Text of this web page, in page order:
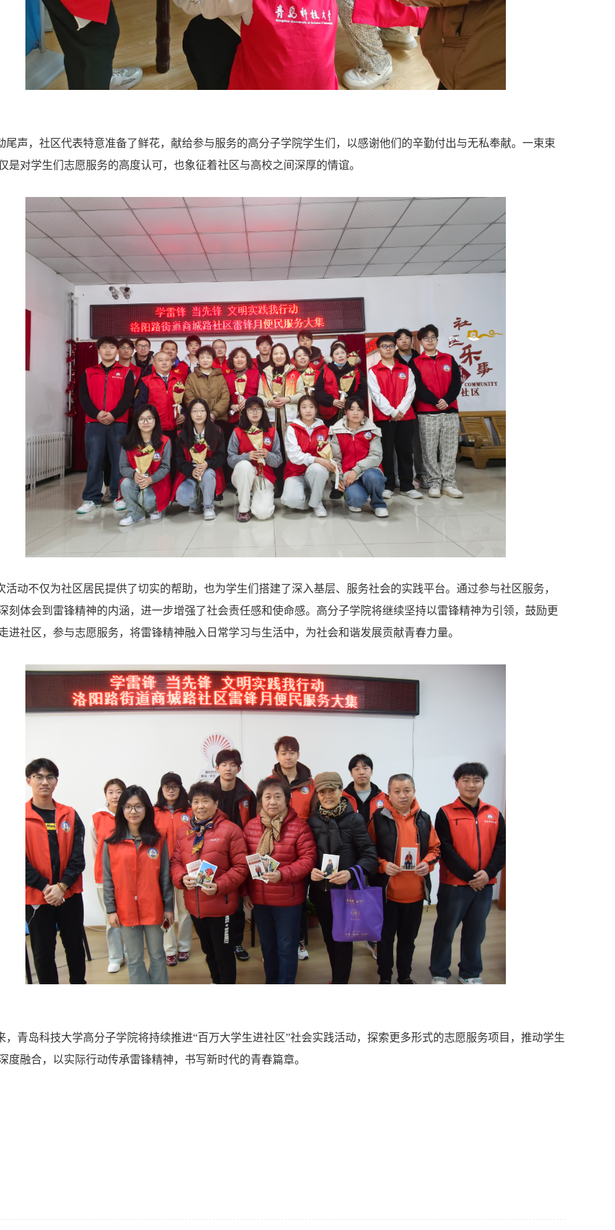
尾声，社区代表特意准备了鲜花，献给参与服务的高分子学院学生们，以感谢他们的辛勤付出与无私奉献。一束束
是对学生们志愿服务的高度认可，也象征着社区与高校之间深厚的情谊。
活动不仅为社区居民提供了切实的帮助，也为学生们搭建了深入基层、服务社会的实践平台。通过参与社区服务，
刻体会到雷锋精神的内涵，进一步增强了社会责任感和使命感。高分子学院将继续坚持以雷锋精神为引领，鼓励更
进社区，参与志愿服务，将雷锋精神融入日常学习与生活中，为社会和谐发展贡献青春力量。
，青岛科技大学高分子学院将持续推进“百万大学生进社区”社会实践活动，探索更多形式的志愿服务项目，推动学生
度融合，以实际行动传承雷锋精神，书写新时代的青春篇章。